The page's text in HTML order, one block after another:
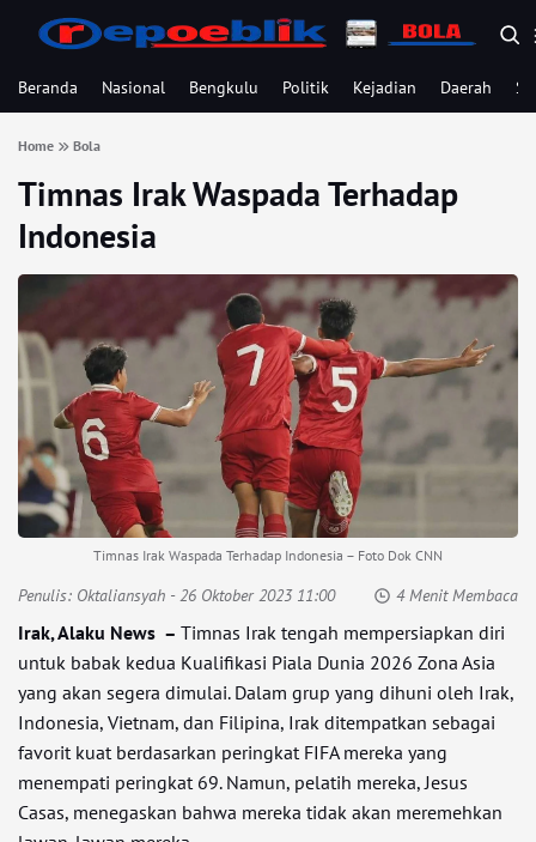
Beranda Nasional Bengkulu Politik Kejadian Daerah
Home Bola
Timnas Irak Waspada Terhadap
Indonesia
Timnas Irak Waspada Terhadap Indonesia – Foto Dok CNN
Penulis: Oktaliansyah - 26 Oktober 2023 11:00 4 Menit Membaca
Irak, Alaku News – Timnas Irak tengah mempersiapkan diri
untuk babak kedua Kualifikasi Piala Dunia 2026 Zona Asia
yang akan segera dimulai. Dalam grup yang dihuni oleh Irak,
Indonesia, Vietnam, dan Filipina, Irak ditempatkan sebagai
favorit kuat berdasarkan peringkat FIFA mereka yang
menempati peringkat 69. Namun, pelatih mereka, Jesus
Casas, menegaskan bahwa mereka tidak akan meremehkan